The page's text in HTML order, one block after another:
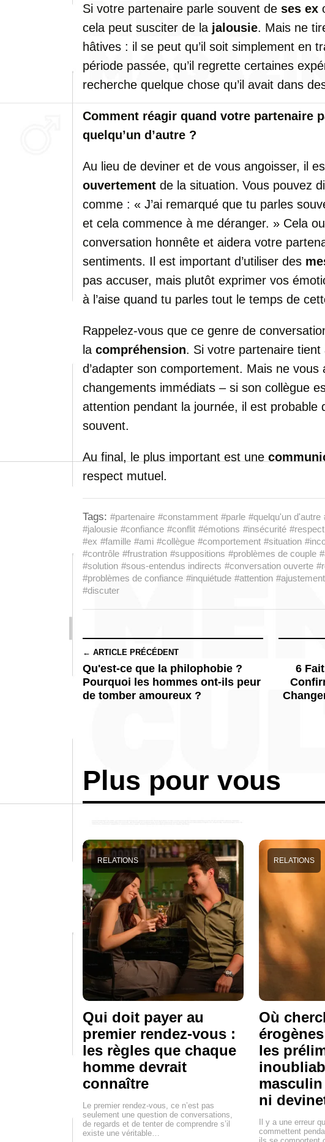
Si votre partenaire parle souvent de ses ex
cela peut susciter de la jalousie. Mais ne
hâtives : il se peut qu’il soit simplement en
période passée, qu’il regrette certaines
recherche quelque chose qu’il avait dans
Comment réagir quand votre partenaire
quelqu’un d’autre ?
Au lieu de deviner et de vous angoisser, il
ouvertement de la situation. Vous pouvez
comme : « J’ai remarqué que tu parles
et cela commence à me déranger. » Cela
conversation honnête et aidera votre
sentiments. Il est important d’utiliser des
pas accuser, mais plutôt exprimer vos
à l’aise quand tu parles tout le temps de
Rappelez-vous que ce genre de
la compréhension. Si votre partenaire
d’adapter son comportement. Mais ne
changements immédiats – si son collègue
attention pendant la journée, il est probable
souvent.
Au final, le plus important est une
respect mutuel.
Tags: #partenaire #constamment #parle #quelqu'un d'autre
#jalousie #confiance #conflit #émotions #insécurité #respect
#ex #famille #ami #collègue #comportement #situation
#contrôle #frustration #suppositions #problèmes de couple
#solution #sous-entendus indirects #conversation ouverte
#problèmes de confiance #inquiétude #attention #ajustement
#discuter
← ARTICLE PRÉCÉDENT
Qu'est-ce que la philophobie ?
Pourquoi les hommes ont-ils peur
de tomber amoureux ?
6
Plus pour vous
Qui doit payer au
premier rendez-vous :
les règles que chaque
homme devrait
connaître
RELATIONS
Le premier rendez-vous, ce n’est pas
seulement une question de conversations,
de regards et de tenter de comprendre s’il
existe une véritable…
Où
les
ni
RELATIONS
Il y a une erreur
commettent
ils se comportent